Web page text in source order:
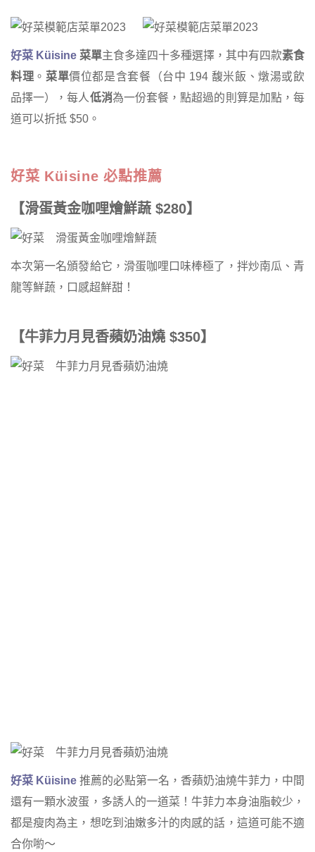
好菜 Küisine 菜單主食多達四十多種選擇，其中有四款素食
料理 。 菜單價位都是含套餐（台中 194 馥米飯、燉湯或飲
品擇一），每人低消為一份套餐，點超過的則算是加點，每
道可以折抵 $50。
好菜 Küisine 必點推薦
【滑蛋黃金咖哩燴鮮蔬 $280】
本次第一名頒發給它，滑蛋咖哩口味棒極了，拌炒南瓜、青
龍等鮮蔬，口感超鮮甜！
【牛菲力月見香蘋奶油燒 $350】
好菜 Küisine 推薦的必點第一名，香蘋奶油燒牛菲力，中間
還有一顆水波蛋，多誘人的一道菜！牛菲力本身油脂較少，
都是瘦肉為主，想吃到油嫩多汁的肉感的話，這道可能不適
合你喲～